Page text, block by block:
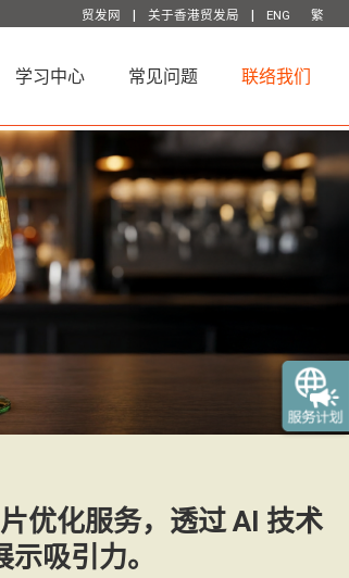
贸发网 | 关于香港贸发局 | ENG 繁
学习中心 常见问题 联络我们
优化服务，透过 AI 技术
吸引力。